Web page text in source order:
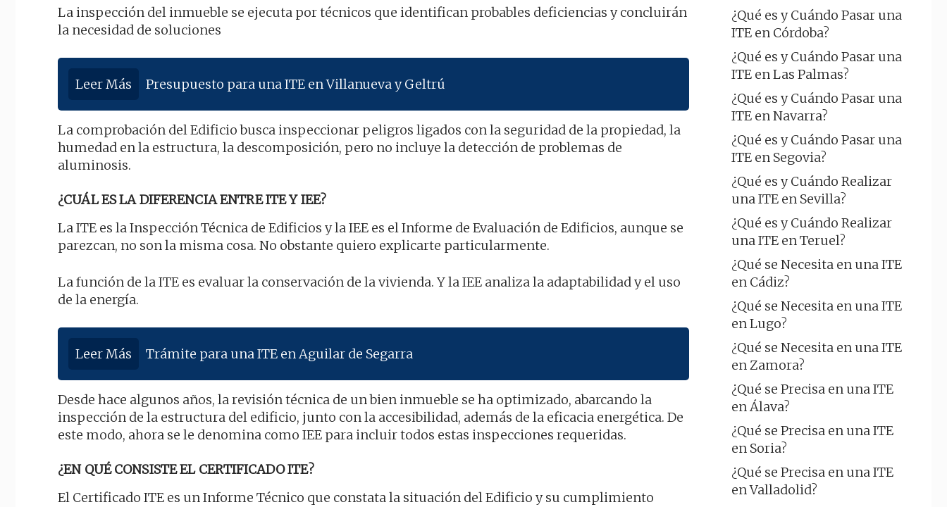
La inspección del inmueble se ejecuta por técnicos que identifican probables deficiencias y concluirán
la necesidad de soluciones
Leer Más Presupuesto para una ITE en Villanueva y Geltrú
La comprobación del Edificio busca inspeccionar peligros ligados con la seguridad de la propiedad, la
humedad en la estructura, la descomposición, pero no incluye la detección de problemas de
aluminosis.
¿CUÁL ES LA DIFERENCIA ENTRE ITE Y IEE?
La ITE es la Inspección Técnica de Edificios y la IEE es el Informe de Evaluación de Edificios, aunque se
parezcan, no son la misma cosa. No obstante quiero explicarte particularmente.
La función de la ITE es evaluar la conservación de la vivienda. Y la IEE analiza la adaptabilidad y el uso
de la energía.
Leer Más Trámite para una ITE en Aguilar de Segarra
Desde hace algunos años, la revisión técnica de un bien inmueble se ha optimizado, abarcando la
inspección de la estructura del edificio, junto con la accesibilidad, además de la eficacia energética. De
este modo, ahora se le denomina como IEE para incluir todos estas inspecciones requeridas.
¿EN QUÉ CONSISTE EL CERTIFICADO ITE?
El Certificado ITE es un Informe Técnico que constata la situación del Edificio y su cumplimiento
¿Qué es y Cuándo Pasar una
ITE en Córdoba?
¿Qué es y Cuándo Pasar una
ITE en Las Palmas?
¿Qué es y Cuándo Pasar una
ITE en Navarra?
¿Qué es y Cuándo Pasar una
ITE en Segovia?
¿Qué es y Cuándo Realizar
una ITE en Sevilla?
¿Qué es y Cuándo Realizar
una ITE en Teruel?
¿Qué se Necesita en una ITE
en Cádiz?
¿Qué se Necesita en una ITE
en Lugo?
¿Qué se Necesita en una ITE
en Zamora?
¿Qué se Precisa en una ITE
en Álava?
¿Qué se Precisa en una ITE
en Soria?
¿Qué se Precisa en una ITE
en Valladolid?